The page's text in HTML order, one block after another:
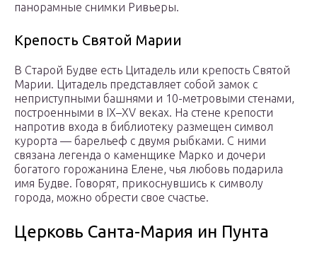
панорамные снимки Ривьеры.
Крепость Святой Марии
В Старой Будве есть Цитадель или крепость Святой
Марии. Цитадель представляет собой замок с
неприступными башнями и 10-метровыми стенами,
построенными в IX–XV веках. На стене крепости
напротив входа в библиотеку размещен символ
курорта — барельеф с двумя рыбками. С ними
связана легенда о каменщике Марко и дочери
богатого горожанина Елене, чья любовь подарила
имя Будве. Говорят, прикоснувшись к символу
города, можно обрести свое счастье.
Церковь Санта-Мария ин Пунта